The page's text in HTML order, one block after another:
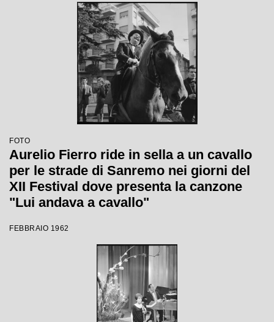
FOTO
Aurelio Fierro ride in sella a un cavallo
per le strade di Sanremo nei giorni del
XII Festival dove presenta la canzone
"Lui andava a cavallo"
FEBBRAIO 1962